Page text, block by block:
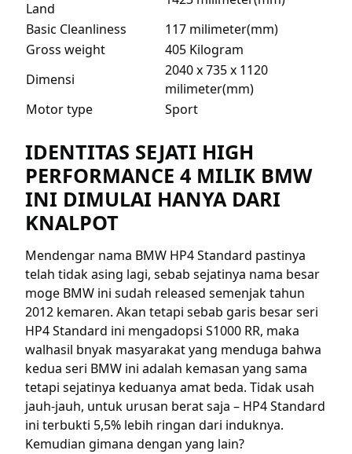
Land
Basic Cleanliness
117 milimeter(mm)
Gross weight
405 Kilogram
Dimensi
2040 x 735 x 1120
milimeter(mm)
Motor type
Sport
IDENTITAS SEJATI HIGH
PERFORMANCE 4 MILIK BMW
INI DIMULAI HANYA DARI
KNALPOT
Mendengar nama BMW HP4 Standard pastinya
telah tidak asing lagi, sebab sejatinya nama besar
moge BMW ini sudah released semenjak tahun
2012 kemaren. Akan tetapi sebab garis besar seri
HP4 Standard ini mengadopsi S1000 RR, maka
walhasil bnyak masyarakat yang menduga bahwa
kedua seri BMW ini adalah kemasan yang sama
tetapi sejatinya keduanya amat beda. Tidak usah
jauh-jauh, untuk urusan berat saja – HP4 Standard
ini terbukti 5,5% lebih ringan dari induknya.
Kemudian gimana dengan yang lain?